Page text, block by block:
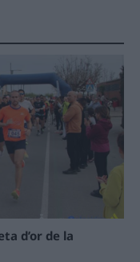
d’or de la